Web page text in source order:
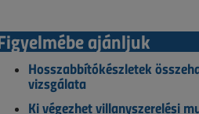
ajánljuk
Hosszabbítókészletek
vizsgálata
Ki végezhet villanyszerelési